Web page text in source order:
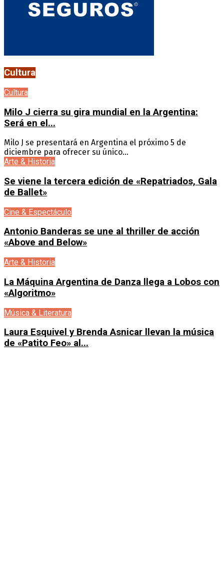
Cultura
Cultura
Milo J cierra su gira mundial en la Argentina:
Será en el...
Milo J se presentará en Argentina el próximo 5 de
diciembre para ofrecer su único...
Arte & Historia
Se viene la tercera edición de «Repatriados, Gala
de Ballet»
Cine & Espectáculo
Antonio Banderas se une al thriller de acción
«Above and Below»
Arte & Historia
La Máquina Argentina de Danza llega a Lobos con
«Algoritmo»
Música & Literatura
Laura Esquivel y Brenda Asnicar llevan la música
de «Patito Feo» al...